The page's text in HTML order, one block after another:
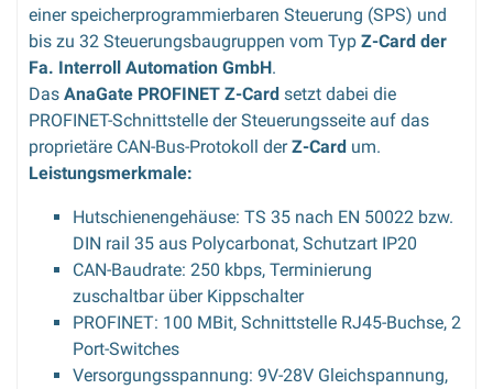
einer speicherprogrammierbaren Steuerung (SPS) und
bis zu 32 Steuerungsbaugruppen vom Typ Z-Card der
Fa. Interroll Automation GmbH.
Das AnaGate PROFINET Z-Card setzt dabei die
PROFINET-Schnittstelle der Steuerungsseite auf das
proprietäre CAN-Bus-Protokoll derZ-Card um.
Leistungsmerkmale:
Hutschienengehäuse: TS 35 nach EN 50022 bzw.
DIN rail 35 aus Polycarbonat, Schutzart IP20
CAN-Baudrate: 250 kbps, Terminierung
zuschaltbar über Kippschalter
PROFINET: 100 MBit, Schnittstelle RJ45-Buchse, 2
Port-Switches
Versorgungsspannung: 9V-28V Gleichspannung,